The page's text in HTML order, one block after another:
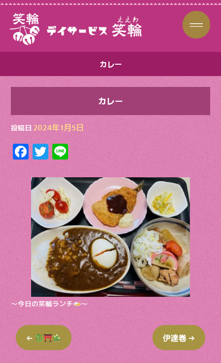
カレー
カレー
投稿日 2024年1月5日
F
ac
e
b
o
o
k
T
w
itt
er
Li
n
e
〜今日の笑輪ランチ 〜
← 伊達巻 →